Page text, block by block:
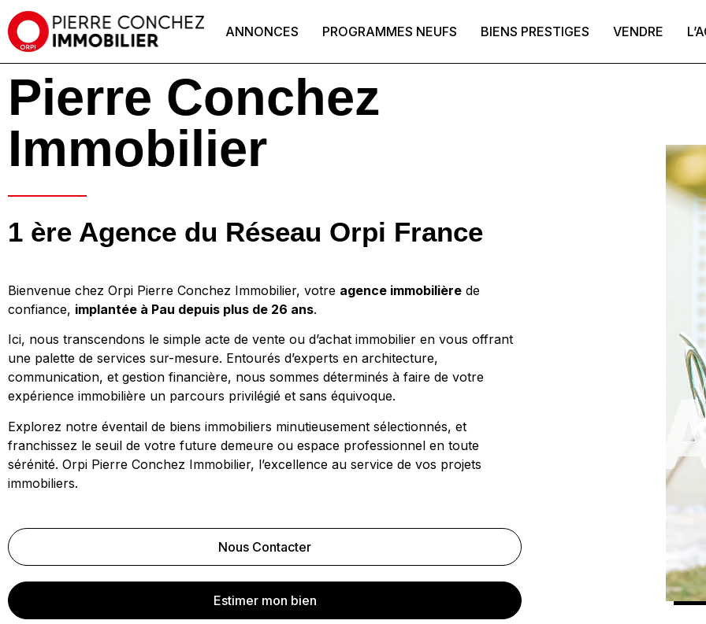
ANNONCES PROGRAMMES NEUFS BIENS PRESTIGES VENDRE
Pierre Conchez
Immobilier
1 ère Agence du Réseau Orpi France
Bienvenue chez Orpi Pierre Conchez Immobilier, votre agence immobilière de
confiance, implantée à Pau depuis plus de 26 ans.
Ici, nous transcendons le simple acte de vente ou d’achat immobilier en vous offrant
une palette de services sur-mesure. Entourés d’experts en architecture,
communication, et gestion financière, nous sommes déterminés à faire de votre
expérience immobilière un parcours privilégié et sans équivoque.
Explorez notre éventail de biens immobiliers minutieusement sélectionnés, et
franchissez le seuil de votre future demeure ou espace professionnel en toute
sérénité. Orpi Pierre Conchez Immobilier, l’excellence au service de vos projets
immobiliers.
Nous Contacter
Estimer mon bien